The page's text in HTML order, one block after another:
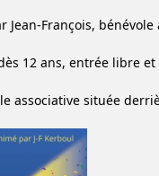
Jean-François,
12 ans, entrée libre
associative située